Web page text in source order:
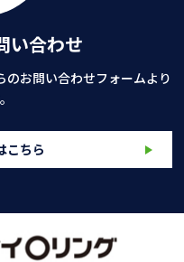
い合わせ
お問い合わせフォームより
こちら